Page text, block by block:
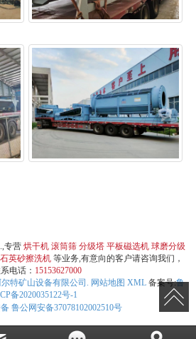
专营 烘干机 滚筒筛 分级塔 平板磁选机 球磨分级
石英砂擦洗机等业务,有意向的客户请咨询我们，
电话： 15153627000
特矿山设备有限公司. 网站地图 XML备案号:鲁
备2020035122号-1
鲁公网安备37078102002510号